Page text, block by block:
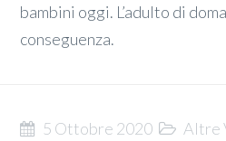
bambini oggi. L’adulto di
conseguenza.
5 Ottobre 2020 Altre